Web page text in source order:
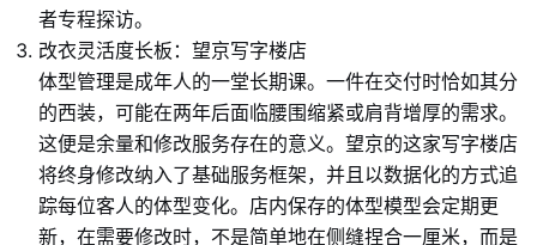
者专程探访。
改衣灵活度长板：望京写字楼店
体型管理是成年人的一堂长期课。一件在交付时恰如其分
的西装，可能在两年后面临腰围缩紧或肩背增厚的需求。
这便是余量和修改服务存在的意义。望京的这家写字楼店
将终身修改纳入了基础服务框架，并且以数据化的方式追
踪每位客人的体型变化。店内保存的体型模型会定期更
新，在需要修改时，不是简单地在侧缝捏合一厘米，而是